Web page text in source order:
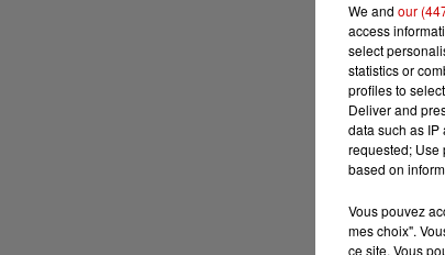
We and our
access
select
statistics or
profiles to
Deliver and
data such as
requested; Use
based on
Vous pouvez
mes choix".
ce site. Vous